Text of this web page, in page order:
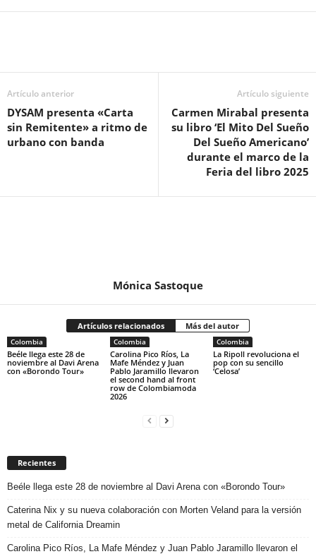
Artículo anterior
DYSAM presenta «Carta
sin Remitente» a ritmo de
urbano con banda
Artículo siguiente
Carmen Mirabal presenta
su libro ‘El Mito Del Sueño
Del Sueño Americano’
durante el marco de la
Feria del libro 2025
Mónica Sastoque
Artículos relacionados Más del autor
Colombia
Beéle llega este 28 de
noviembre al Davi Arena
con «Borondo Tour»
Colombia
Carolina Pico Ríos, La
Mafe Méndez y Juan
Pablo Jaramillo llevaron
el second hand al front
row de Colombiamoda
2026
Colombia
La Ripoll revoluciona el
pop con su sencillo
‘Celosa’
Recientes
Beéle llega este 28 de noviembre al Davi Arena con «Borondo Tour»
Caterina Nix y su nueva colaboración con Morten Veland para la versión
metal de California Dreamin
Carolina Pico Ríos, La Mafe Méndez y Juan Pablo Jaramillo llevaron el